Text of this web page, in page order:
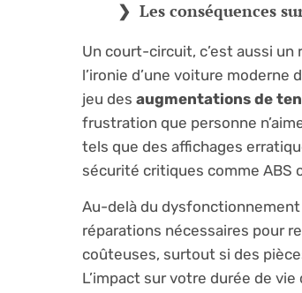
Les conséquences
Un court-circuit, c’est aussi
l’ironie d’une voiture
jeu des augmentations de
frustration que personne
tels que des affichages
sécurité critiques comme ABS
Au-delà du
réparations nécessaires pour
coûteuses, surtout si des
L’impact sur votre durée de